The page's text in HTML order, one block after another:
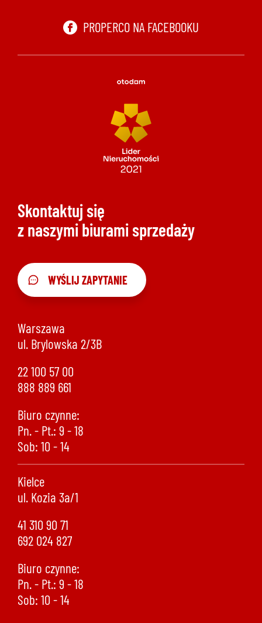
PROPERCO NA FACEBOOKU
Skontaktuj się
z naszymi biurami sprzedaży
WYŚLIJ ZAPYTANIE
Warszawa
ul. Brylowska 2/3B
22 100 57 00
888 889 661
Biuro czynne:
Pn. - Pt.: 9 - 18
Sob: 10 - 14
Kielce
ul. Kozia 3a/1
41 310 90 71
692 024 827
Biuro czynne:
Pn. - Pt.: 9 - 18
Sob: 10 - 14